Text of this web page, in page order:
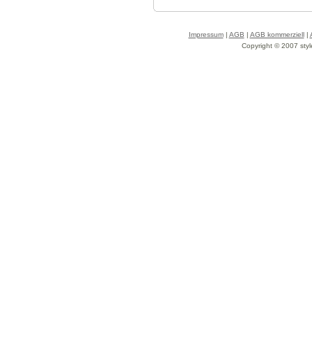
Impressum| AGB | AGB kommerziell|
Copyright © 2007